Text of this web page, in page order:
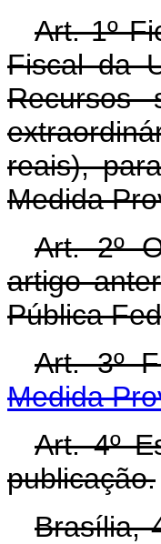
Art. 1º
Fiscal da
Recursos
reais),
Medida
Art. 2º
artigo
Pública
Art. 3º
Medida
Art. 4º
publicação.
Brasília,